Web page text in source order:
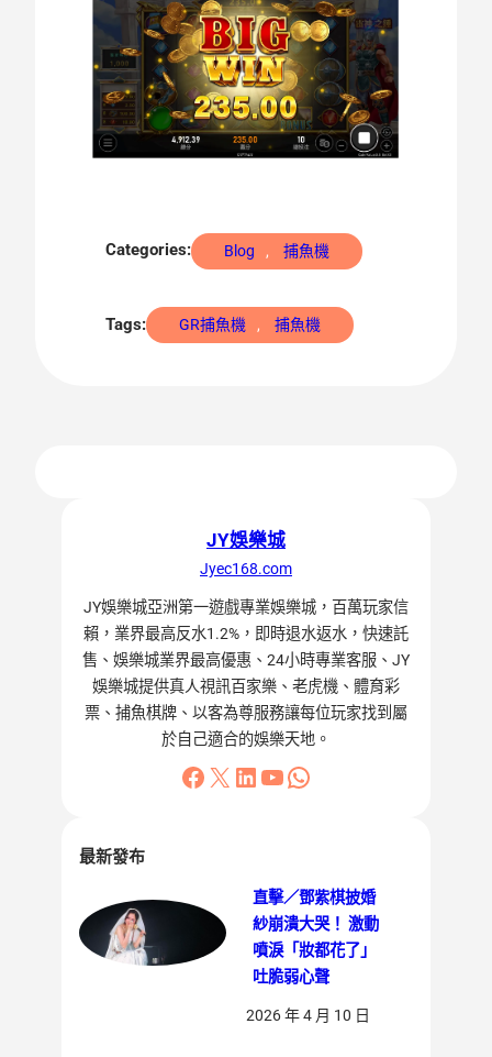
Categories: Blog , 捕魚機
Tags: GR捕魚機 , 捕魚機
JY娛樂城
Jyec168.com
JY娛樂城亞洲第一遊戲專業娛樂城，百萬玩家信
賴，業界最高反水1.2%，即時退水返水，快速託
售、娛樂城業界最高優惠、24小時專業客服、JY
娛樂城提供真人視訊百家樂、老虎機、體育彩
票、捕魚棋牌、以客為尊服務讓每位玩家找到屬
於自己適合的娛樂天地。
最新發布
直擊／鄧紫棋披婚
紗崩潰大哭！ 激動
噴淚「妝都花了」
吐脆弱心聲
2026 年 4 月 10 日